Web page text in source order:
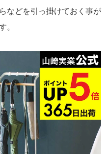
などを引っ掛けておく事が
。